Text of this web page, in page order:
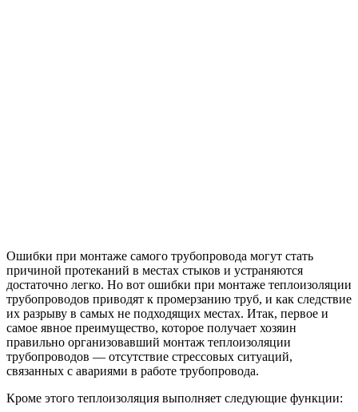
Ошибки при монтаже самого трубопровода могут стать
причиной протеканий в местах стыков и устраняются
достаточно легко. Но вот ошибки при монтаже теплоизоляции
трубопроводов приводят к промерзанию труб, и как следствие
их разрыву в самых не подходящих местах. Итак, первое и
самое явное преимущество, которое получает хозяин
правильно организовавший монтаж теплоизоляции
трубопроводов — отсутствие стрессовых ситуаций,
связанных с авариями в работе трубопровода.
Кроме этого теплоизоляция выполняет следующие функции: